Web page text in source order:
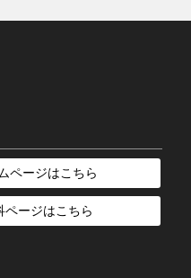
ページはこちら
ページはこちら